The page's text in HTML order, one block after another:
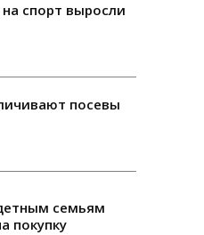
спорт выросли
посевы
семьям
покупку